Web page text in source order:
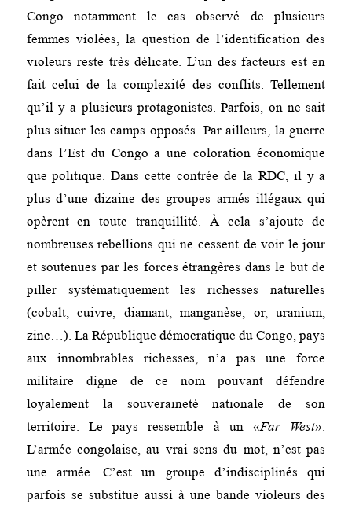
Congo notamment le cas observé de plusieurs
femmes violées, la question de l’identification des
violeurs reste très délicate. L’un des facteurs est en
fait celui de la complexité des conflits. Tellement
qu’il y a plusieurs protagonistes. Parfois, on ne sait
plus situer les camps opposés. Par ailleurs, la guerre
dans l’Est du Congo a une coloration économique
que politique. Dans cette contrée de la RDC, il y a
plus d’une dizaine des groupes armés illégaux qui
opèrent en toute tranquillité. À cela s’ajoute de
nombreuses rebellions qui ne cessent de voir le jour
et soutenues par les forces étrangères dans le but de
piller systématiquement les richesses naturelles
(cobalt, cuivre, diamant, manganèse, or, uranium,
zinc…). La République démocratique du Congo, pays
aux innombrables richesses, n’a pas une force
militaire digne de ce nom pouvant défendre
loyalement la souveraineté nationale de son
territoire. Le pays ressemble à un «Far West».
L’armée congolaise, au vrai sens du mot, n’est pas
une armée. C’est un groupe d’indisciplinés qui
parfois se substitue aussi à une bande violeurs des